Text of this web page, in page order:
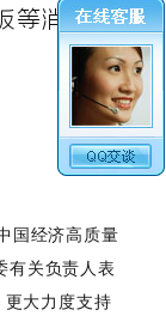
等消费电子
国经济高质量
有关负责人表
更大力度支持